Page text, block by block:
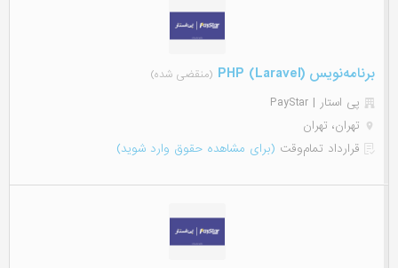
برنامه‌نویس (PHP (Laravel (منقضی شده)
پی استار | PayStar
تهران، تهران
قرارداد تمام‌وقت (برای مشاهده حقوق وارد شوید)